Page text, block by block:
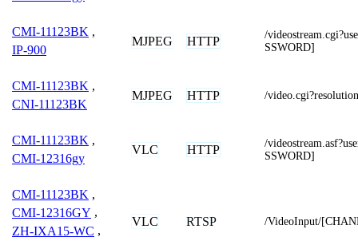
CMI-11123BK ,
IP-900
MJPEG HTTP
/
SSWORD]
CMI-11123BK ,
CNI-11123BK
MJPEG HTTP /
CMI-11123BK ,
CMI-12316gy
VLC HTTP
/
SSWORD]
CMI-11123BK ,
CMI-12316GY ,
ZH-IXA15-WC ,
VLC RTSP /VideoInput/